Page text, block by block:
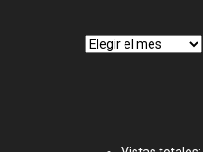
Archivos